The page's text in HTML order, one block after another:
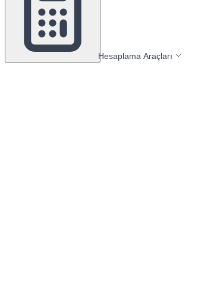
Hesaplama Araçları